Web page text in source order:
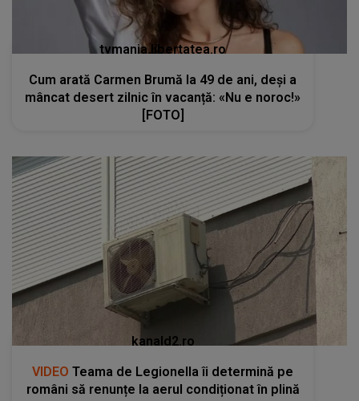
tvmania.libertatea.ro
Cum arată Carmen Brumă la 49 de ani, deși a
mâncat desert zilnic în vacanță: «Nu e noroc!»
[FOTO]
kanald2.ro
VIDEO Teama de Legionella îi determină pe
români să renunțe la aerul condiționat în plină